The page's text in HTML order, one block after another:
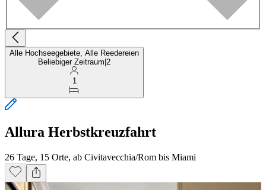
Alle Hochseegebiete, Alle Reedereien
Beliebiger Zeitraum 2
1
Allura Herbstkreuzfahrt
26 Tage, 15 Orte, ab Civitavecchia/Rom bis Miami